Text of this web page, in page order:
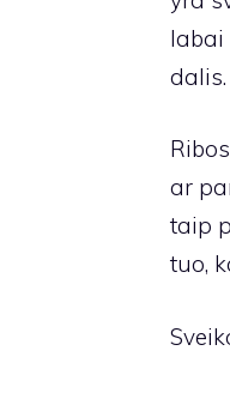
labai
dalis.
ar
taip
tuo,